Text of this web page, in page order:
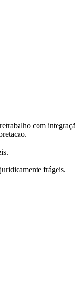
com
frágeis.